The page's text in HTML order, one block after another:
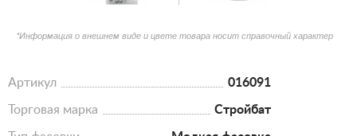
*Информация о внешнем виде и цвете товара носит справочный характер
Артикул 016091
Торговая марка Стройбат